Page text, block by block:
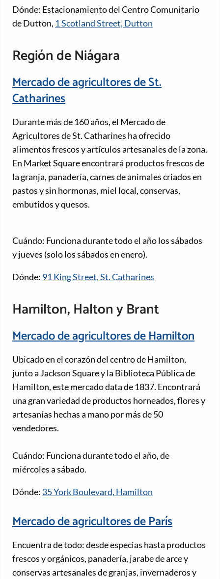
Dónde: Estacionamiento del Centro Comunitario
de Dutton, 1 Scotland Street, Dutton
Región de Niágara
Mercado de agricultores de St.
Catharines
Durante más de 160 años, el Mercado de
Agricultores de St. Catharines ha ofrecido
alimentos frescos y artículos artesanales de la zona.
En Market Square encontrará productos frescos de
la granja, panadería, carnes de animales criados en
pastos y sin hormonas, miel local, conservas,
embutidos y quesos.
Cuándo: Funciona durante todo el año los sábados
y jueves (solo los sábados en enero).
Dónde: 91 King Street, St. Catharines
Hamilton, Halton y Brant
Mercado de agricultores de Hamilton
Ubicado en el corazón del centro de Hamilton,
junto a Jackson Square y la Biblioteca Pública de
Hamilton, este mercado data de 1837. Encontrará
una gran variedad de productos horneados, flores y
artesanías hechas a mano por más de 50
vendedores.
Cuándo: Funciona durante todo el año, de
miércoles a sábado.
Dónde: 35 York Boulevard, Hamilton
Mercado de agricultores de París
Encuentra de todo: desde especias hasta productos
frescos y orgánicos, panadería, jarabe de arce y
conservas artesanales de granjas, invernaderos y